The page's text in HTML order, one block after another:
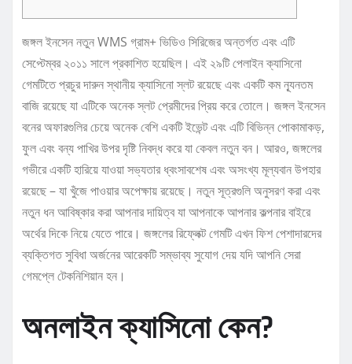
জঙ্গল ইনসেন নতুন WMS গ্রাম+ ভিডিও সিরিজের অন্তর্গত এবং এটি
সেপ্টেম্বর ২০১১ সালে প্রকাশিত হয়েছিল। এই ২৯টি পেলাইন ক্যাসিনো
গেমটিতে প্রচুর দারুন স্থানীয় ক্যাসিনো স্লট রয়েছে এবং একটি কম ন্যূনতম
বাজি রয়েছে যা এটিকে অনেক স্লট প্রেমীদের প্রিয় করে তোলে। জঙ্গল ইনসেন
বনের অফারগুলির চেয়ে অনেক বেশি একটি ইভেন্ট এবং এটি বিভিন্ন পোকামাকড়,
ফুল এবং বন্য পাখির উপর দৃষ্টি নিবদ্ধ করে যা কেবল নতুন বন। আরও, জঙ্গলের
গভীরে একটি হারিয়ে যাওয়া সভ্যতার ধ্বংসাবশেষ এবং অসংখ্য মূল্যবান উপহার
রয়েছে – যা খুঁজে পাওয়ার অপেক্ষায় রয়েছে। নতুন সূত্রগুলি অনুসরণ করা এবং
নতুন ধন আবিষ্কার করা আপনার দায়িত্ব যা আপনাকে আপনার কল্পনার বাইরে
অর্থের দিকে নিয়ে যেতে পারে। জঙ্গলের রিফ্লেক্ট গেমটি এখন ফিশ পেশাদারদের
ব্যক্তিগত সুবিধা অর্জনের আরেকটি সম্ভাব্য সুযোগ দেয় যদি আপনি সেরা
গেমপ্লে টেকনিশিয়ান হন।
অনলাইন ক্যাসিনো কেন?